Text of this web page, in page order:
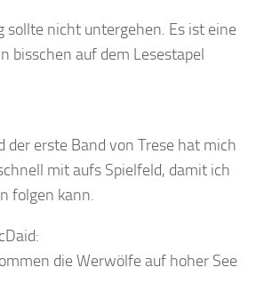
sollte nicht untergehen. Es ist eine
bisschen auf dem Lesestapel
der erste Band von Trese hat mich
mit aufs Spielfeld, damit ich
folgen kann.
die Werwölfe auf hoher See